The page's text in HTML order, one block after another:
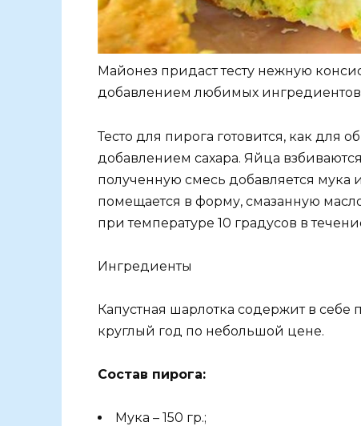
Майонез придаст тесту нежную
добавлением любимых
Тесто для пирога готовится, как для
добавлением сахара. Яйца
полученную смесь добавляется мука
помещается в форму, смазанную
при температуре 10 градусов в
Ингредиенты
Капустная шарлотка содержит в
круглый год по небольшой цене.
Состав пирога:
Мука – 150 гр.;